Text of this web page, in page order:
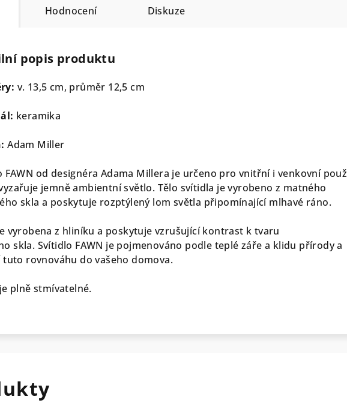
Hodnocení Diskuze
popis produktu
v. 13,5 cm, průměr 12,5 cm
keramika
Adam Miller
FAWN od designéra Adama Millera je určeno pro vnitřní i venkovní
jemně ambientní světlo. Tělo svítidla je vyrobeno z matného
skla a poskytuje rozptýlený lom světla připomínající mlhavé ráno.
vyrobena z hliníku a poskytuje vzrušující kontrast k tvaru
skla. Svítidlo FAWN je pojmenováno podle teplé záře a klidu přírody a
tuto rovnováhu do vašeho domova.
plně stmívatelné.